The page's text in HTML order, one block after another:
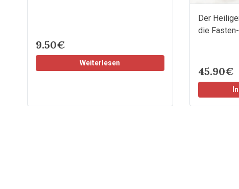
9.50€
Weiterlesen
Der
die
45.90€